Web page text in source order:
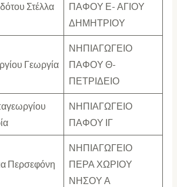
Στέλλα
ΠΑΦΟΥ Ε- ΑΓΙΟΥ
ΔΗΜΗΤΡΙΟΥ
Γεωργία
ΝΗΠΙΑΓΩΓΕΙΟ
ΠΑΦΟΥ Θ-
ΠΕΤΡΙΔΕΙΟ
ΝΗΠΙΑΓΩΓΕΙΟ
ΠΑΦΟΥ ΙΓ
Περσεφόνη
ΝΗΠΙΑΓΩΓΕΙΟ
ΠΕΡΑ ΧΩΡΙΟΥ
ΝΗΣΟΥ Α